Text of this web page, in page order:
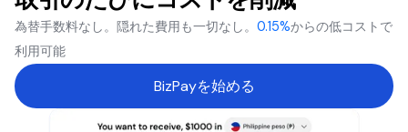
為替手数料なし。隠れた費用も一切なし。 0.15%からの低コストで
利用可能
BizPayを始める